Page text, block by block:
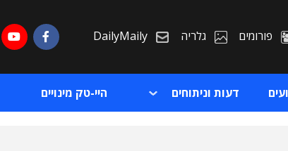
פורומים גלריה DailyMaily
דעות וניתוחים היי-טק מינויים